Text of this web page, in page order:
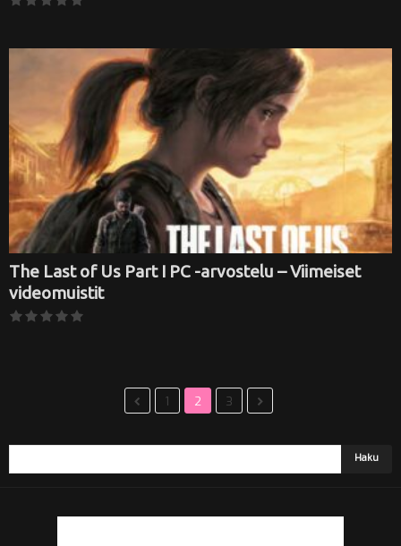
The Last of Us Part I PC -arvostelu – Viimeiset
videomuistit
1 2 3